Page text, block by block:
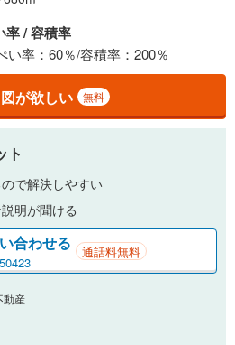
率 / 容積率
い率：60％/容積率：200％
が欲しい 無料
ト
で解決しやすい
明が聞ける
合わせる 通話料無料
動産